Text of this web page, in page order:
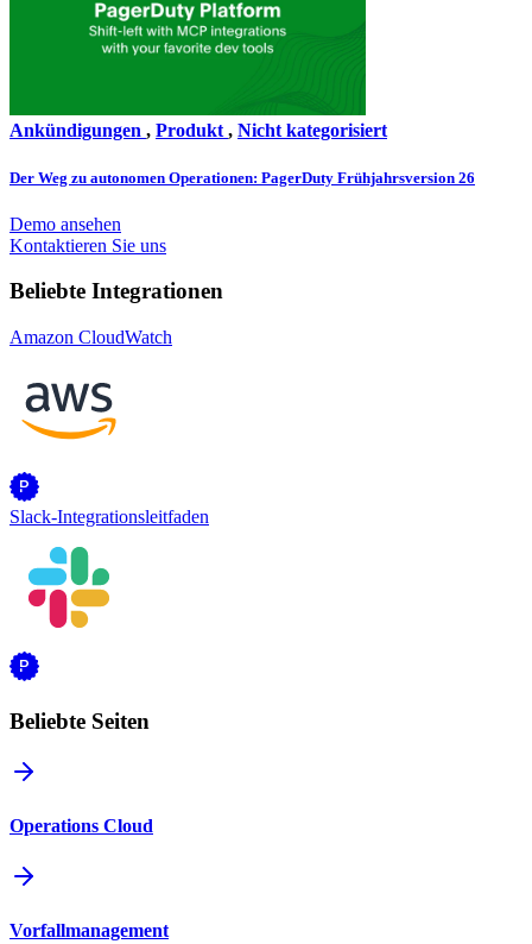
Ankündigungen , Produkt , Nicht kategorisiert
Der Weg zu autonomen Operationen: PagerDuty Frühjahrsversion 26
Demo ansehen
Kontaktieren Sie uns
Beliebte Integrationen
Amazon CloudWatch
Slack-Integrationsleitfaden
Beliebte Seiten
Operations Cloud
Vorfallmanagement